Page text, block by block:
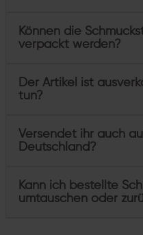
Können die
verpackt werden?
Der Artikel ist
tun?
Versendet ihr auch
Deutschland?
Kann ich bestellte
umtauschen oder